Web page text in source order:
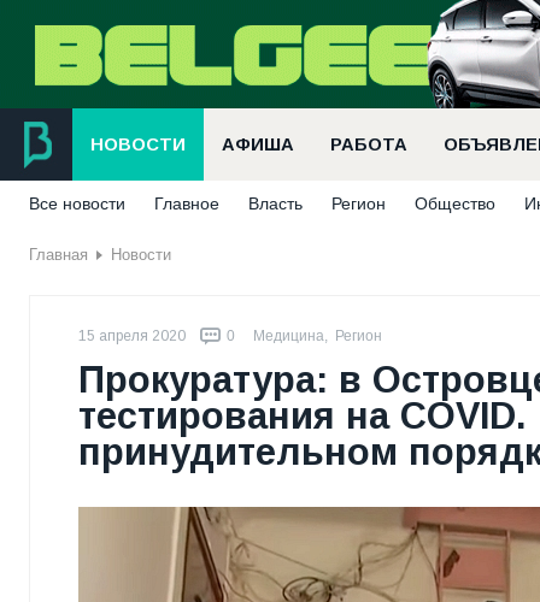
НОВОСТИ АФИША РАБОТА
Все новости Главное Власть Регион Общество
Главная Новости
15 апреля 2020 0 Медицина, Регион
Прокуратура: в
тестирования на
принудительном